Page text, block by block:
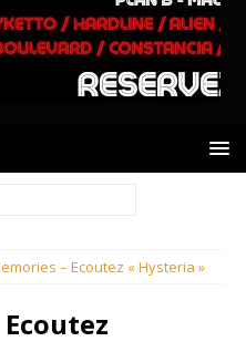
– Ecoutez « Hysteria »